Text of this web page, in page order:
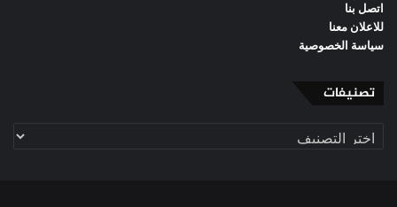
اتصل بنا
للاعلان معنا
سياسة الخصوصية
تصنيفات
تصنيفات